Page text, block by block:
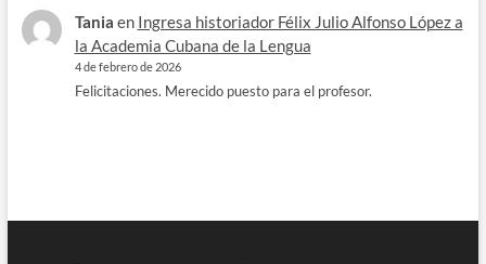
Tania en Ingresa historiador Félix Julio Alfonso López a
la Academia Cubana de la Lengua
4 de febrero de 2026
Felicitaciones. Merecido puesto para el profesor.